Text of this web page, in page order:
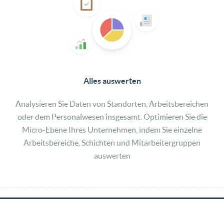
Alles​ ​auswerten​
Analysieren Sie Daten von Standorten, Arbeitsbereichen
oder dem Personalwesen insgesamt. Optimieren Sie die
Micro-Ebene Ihres Unternehmen, indem Sie einzelne
Arbeitsbereiche, Schichten und Mitarbeitergruppen
auswerten